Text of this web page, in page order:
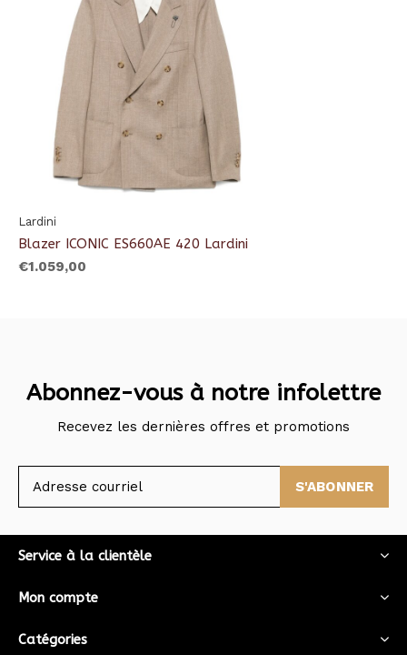
Lardini
Blazer ICONIC ES660AE 420 Lardini
€1.059,00
Abonnez-vous à notre infolettre
Recevez les dernières offres et promotions
S'ABONNER
Service à la clientèle
Mon compte
Catégories